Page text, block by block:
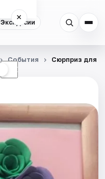
Экскурсии
×
☾
События Сюрприз для